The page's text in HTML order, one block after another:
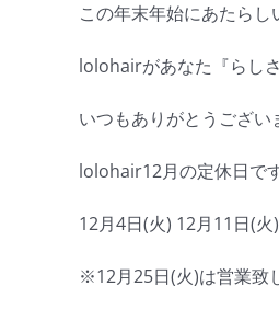
この年末年始にあたら
lolohairがあなた『らし
いつもありがとうござい
lolohair12月の定休日です
12月4日(火) 12月11日(
※12月25日(火)は営業致